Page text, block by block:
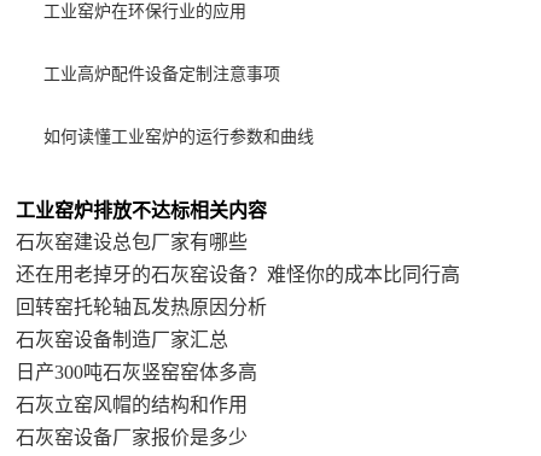
工业窑炉在环保行业的应用
工业高炉配件设备定制注意事项
如何读懂工业窑炉的运行参数和曲线
工业窑炉排放不达标相关内容
石灰窑建设总包厂家有哪些
还在用老掉牙的石灰窑设备？难怪你的成本比同行高
回转窑托轮轴瓦发热原因分析
石灰窑设备制造厂家汇总
日产300吨石灰竖窑窑体多高
石灰立窑风帽的结构和作用
石灰窑设备厂家报价是多少